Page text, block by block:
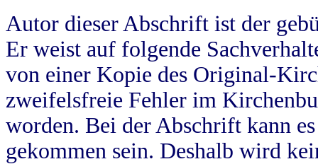
Autor dieser Abschrift ist der
Er weist auf folgende
von einer Kopie des Original-
zweifelsfreie Fehler im
worden. Bei der Abschrift kann
gekommen sein. Deshalb wird